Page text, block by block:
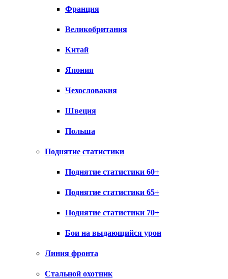
Франция
Великобритания
Китай
Япония
Чехословакия
Швеция
Польша
Поднятие статистики
Поднятие статистики 60+
Поднятие статистики 65+
Поднятие статистики 70+
Бои на выдающийся урон
Линия фронта
Стальной охотник